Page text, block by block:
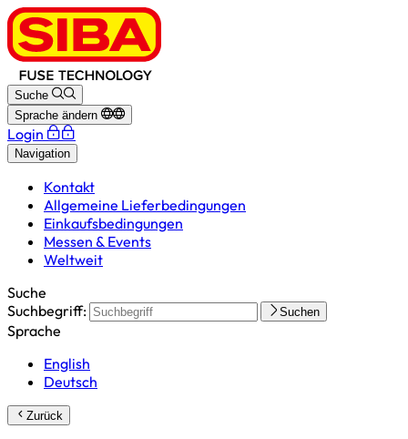
Suche
Sprache ändern
Login
Navigation
Kontakt
Allgemeine Lieferbedingungen
Einkaufsbedingungen
Messen & Events
Weltweit
Suche
Suchbegriff:
Suchen
Sprache
English
Deutsch
Zurück